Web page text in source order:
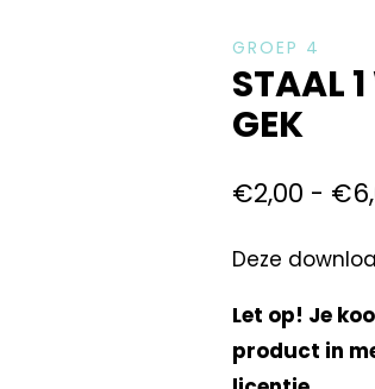
GROEP 4
STAAL
GEK
€2,00 - €
Deze
Let op! Je
product in